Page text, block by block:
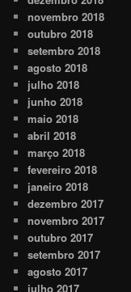
novembro 2018
outubro 2018
setembro 2018
agosto 2018
julho 2018
junho 2018
maio 2018
abril 2018
março 2018
fevereiro 2018
janeiro 2018
dezembro 2017
novembro 2017
outubro 2017
setembro 2017
agosto 2017
julho 2017